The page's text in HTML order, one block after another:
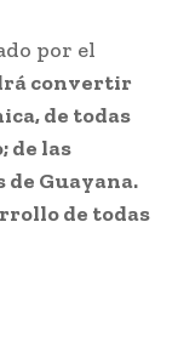
por el
convertir
de todas
de las
de Guayana.
de todas